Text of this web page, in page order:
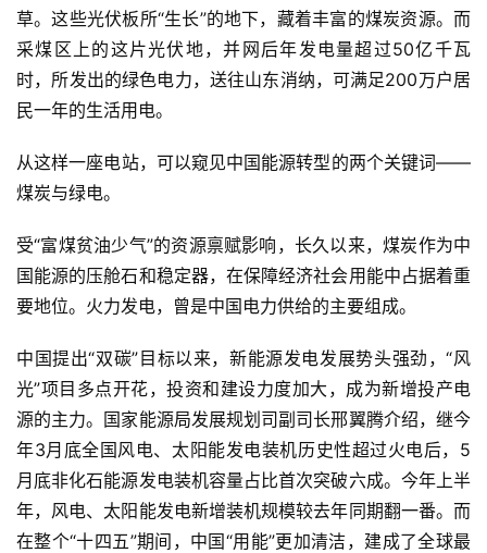
草。这些光伏板所“生长”的地下，藏着丰富的煤炭资源。而
采煤区上的这片光伏地，并网后年发电量超过50亿千瓦
时，所发出的绿色电力，送往山东消纳，可满足200万户居
民一年的生活用电。
从这样一座电站，可以窥见中国能源转型的两个关键词——
煤炭与绿电。
受“富煤贫油少气”的资源禀赋影响，长久以来，煤炭作为中
国能源的压舱石和稳定器，在保障经济社会用能中占据着重
要地位。火力发电，曾是中国电力供给的主要组成。
中国提出“双碳”目标以来，新能源发电发展势头强劲，“风
光”项目多点开花，投资和建设力度加大，成为新增投产电
源的主力。国家能源局发展规划司副司长邢翼腾介绍，继今
年3月底全国风电、太阳能发电装机历史性超过火电后，5
月底非化石能源发电装机容量占比首次突破六成。今年上半
年，风电、太阳能发电新增装机规模较去年同期翻一番。而
在整个“十四五”期间，中国“用能”更加清洁，建成了全球最